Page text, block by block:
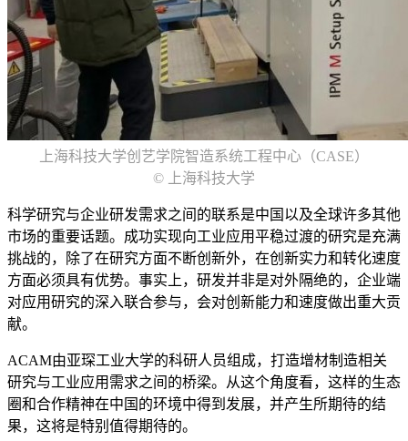
上海科技大学创艺学院智造系统工程中心（CASE）
© 上海科技大学
科学研究与企业研发需求之间的联系是中国以及全球许多其他
市场的重要话题。成功实现向工业应用平稳过渡的研究是充满
挑战的，除了在研究方面不断创新外，在创新实力和转化速度
方面必须具有优势。事实上，研发并非是对外隔绝的，企业端
对应用研究的深入联合参与，会对创新能力和速度做出重大贡
献。
ACAM由亚琛工业大学的科研人员组成，打造增材制造相关
研究与工业应用需求之间的桥梁。从这个角度看，这样的生态
圈和合作精神在中国的环境中得到发展，并产生所期待的结
果，这将是特别值得期待的。